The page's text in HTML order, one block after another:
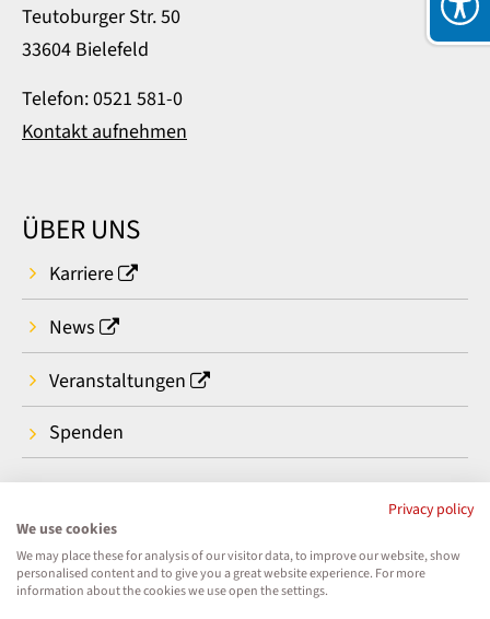
Teutoburger Str. 50
33604 Bielefeld
Telefon: 0521 581-0
Kontakt aufnehmen
ÜBER UNS
Karriere
News
Veranstaltungen
Spenden
Privacy policy
We use cookies
We may place these for analysis of our visitor data, to improve our website, show
personalised content and to give you a great website experience. For more
information about the cookies we use open the settings.